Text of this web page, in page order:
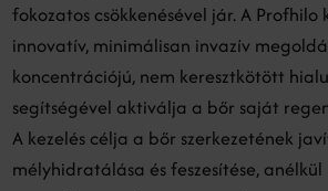
fokozatos csökkenésével jár. A Profhilo
innovatív, minimálisan invazív
koncentrációjú, nem keresztkötött
segítségével aktiválja a bőr saját
A kezelés célja a bőr szerkezetének
mélyhidratálása és feszesítése,